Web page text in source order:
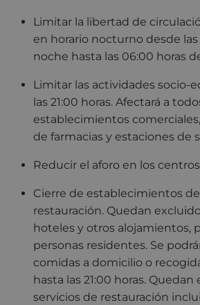
Limitar la libertad de
en horario nocturno desde las
noche hasta las 06:00 horas
Limitar las actividades socio-
las 21:00 horas. Afectará a
establecimientos
de farmacias y estaciones de
Reducir el aforo en los
Cierre de establecimientos
restauración. Quedan
hoteles y otros alojamientos,
personas residentes. Se
comidas a domicilio o
hasta las 21:00 horas. Quedan
servicios de restauración